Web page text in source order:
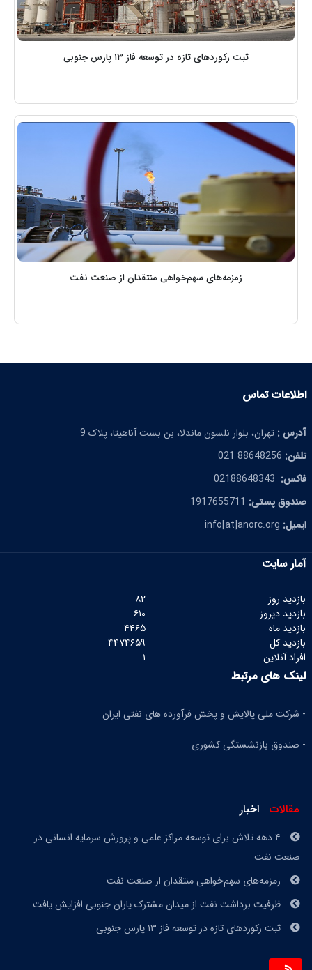
ثبت رکوردهای تازه در توسعه فاز ١٣ پارس جنوبی
زمزمه‌های سهم‌خواهی منتقدان از صنعت نفت
اطلاعات تماس
آدرس : تهران، بلوار نلسون ماندلا، بن بست آناهیتا، پلاک 9
تلفن: 88648256 021
فاکس: 02188648343
صندوق پستی: 1917655711
ایمیل: info[at]anorc.org
آمار سایت
بازدید روز
بازدید دیروز
بازدید ماه
بازدید کل
افراد آنلاین
۸۲
۶۱۰
۴۴۶۵
۴۴۷۴۶۵۹
۱
لینک های مرتبط
- شرکت ملی پالایش و پخش فرآورده های نفتی ایران
- صندوق بازنشستگی کشوری
مقالات اخبار
صنعت نفت